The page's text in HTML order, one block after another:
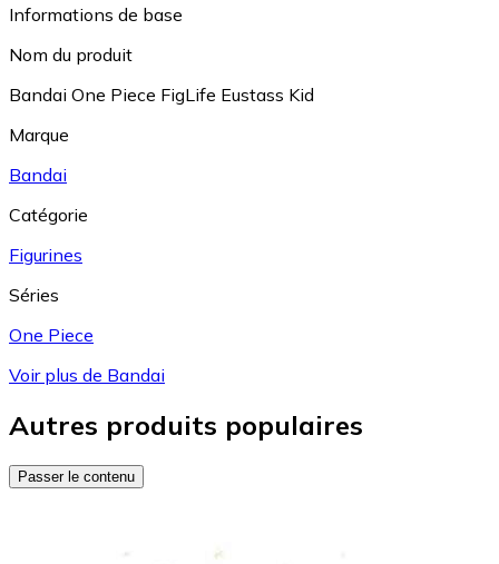
Informations de base
Nom du produit
Bandai One Piece FigLife Eustass Kid
Marque
Bandai
Catégorie
Figurines
Séries
One Piece
Voir plus de Bandai
Autres produits populaires
Passer le contenu